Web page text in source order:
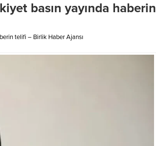
basın yayında haberin
telifi – Birlik Haber Ajansı